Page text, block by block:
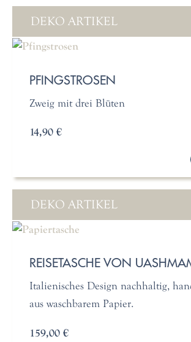
DEKO ARTIKEL
PFINGSTROSEN
Zweig mit drei Blüten
14,90 €
DEKO ARTIKEL
REISETASCHE VON
Italienisches Design nachhaltig,
aus waschbarem Papier.
159,00 €